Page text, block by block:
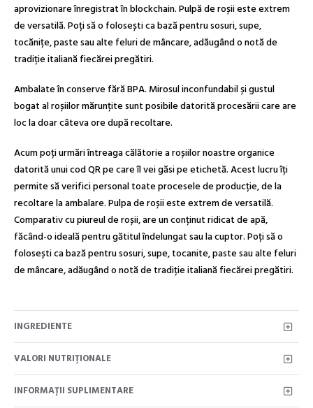
aprovizionare înregistrat în blockchain. Pulpă de roșii este extrem
de versatilă. Poți să o folosești ca bază pentru sosuri, supe,
tocănițe, paste sau alte feluri de mâncare, adăugând o notă de
tradiție italiană fiecărei pregătiri.
Ambalate în conserve fără BPA. Mirosul inconfundabil și gustul
bogat al roșiilor mărunțite sunt posibile datorită procesării care are
loc la doar câteva ore după recoltare.
Acum poți urmări întreaga călătorie a roșiilor noastre organice
datorită unui cod QR pe care îl vei găsi pe etichetă. Acest lucru îți
permite să verifici personal toate procesele de producție, de la
recoltare la ambalare. Pulpa de roșii este extrem de versatilă.
Comparativ cu piureul de roșii, are un conținut ridicat de apă,
făcând-o ideală pentru gătitul îndelungat sau la cuptor. Poți să o
folosești ca bază pentru sosuri, supe, tocanite, paste sau alte feluri
de mâncare, adăugând o notă de tradiție italiană fiecărei pregătiri.
INGREDIENTE
VALORI NUTRIŢIONALE
INFORMAȚII SUPLIMENTARE